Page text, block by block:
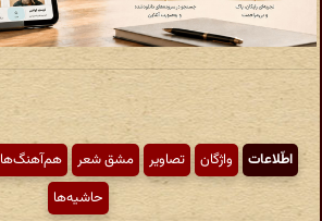
اطّلاعات واژگان تصاویر مشق شعر هم‌آهنگ‌ها
حاشیه‌ها